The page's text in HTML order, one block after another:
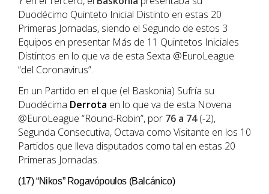
Duodécimo Quinteto Inicial Distinto en estas 20
Primeras Jornadas, siendo el Segundo de estos 3
Equipos en presentar Más de 11 Quintetos Iniciales
Distintos en lo que va de esta Sexta @EuroLeague
“del Coronavirus”.
En un Partido en el que (el Baskonia) Sufría su
Duodécima Derrota en lo que va de esta Novena
@EuroLeague “Round-Robin”, por 76 a 74(-2),
Segunda Consecutiva, Octava como Visitante en los 10
Partidos que lleva disputados como tal en estas 20
Primeras Jornadas.
(17) “Nikos” Rogavópoulos (Balcánico)